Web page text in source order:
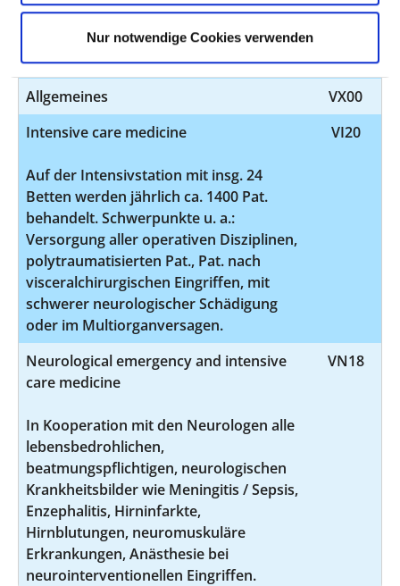
Nur notwendige Cookies verwenden
Heimbeatmung
VI00
Allgemeines
VX00
Intensive care medicine
Auf der Intensivstation mit insg. 24
Betten werden jährlich ca. 1400 Pat.
behandelt. Schwerpunkte u. a.:
Versorgung aller operativen Disziplinen,
polytraumatisierten Pat., Pat. nach
visceralchirurgischen Eingriffen, mit
schwerer neurologischer Schädigung
oder im Multiorganversagen.
VI20
Neurological emergency and intensive
care medicine
In Kooperation mit den Neurologen alle
lebensbedrohlichen,
beatmungspflichtigen, neurologischen
Krankheitsbilder wie Meningitis / Sepsis,
Enzephalitis, Hirninfarkte,
Hirnblutungen, neuromuskuläre
Erkrankungen, Anästhesie bei
neurointerventionellen Eingriffen.
VN18